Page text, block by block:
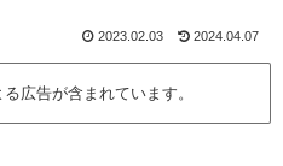
2023.02.03 2024.04.07
広告が含まれています。